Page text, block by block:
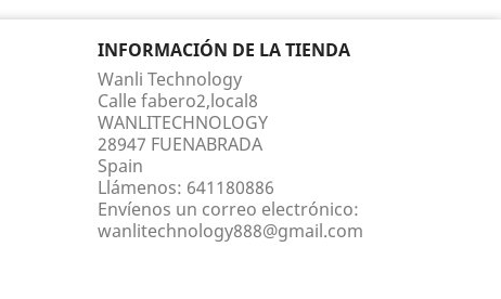
INFORMACIÓN DE LA TIENDA
Wanli Technology
Calle fabero2,local8
WANLITECHNOLOGY
28947 FUENABRADA
Spain
Llámenos: 641180886
Envíenos un correo electrónico:
wanlitechnology888@gmail.com